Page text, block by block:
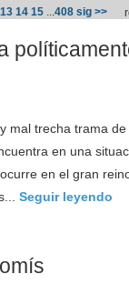
13 14 15 ...408 sig >>
mal trecha trama
en una
en el gran
Seguir leyendo